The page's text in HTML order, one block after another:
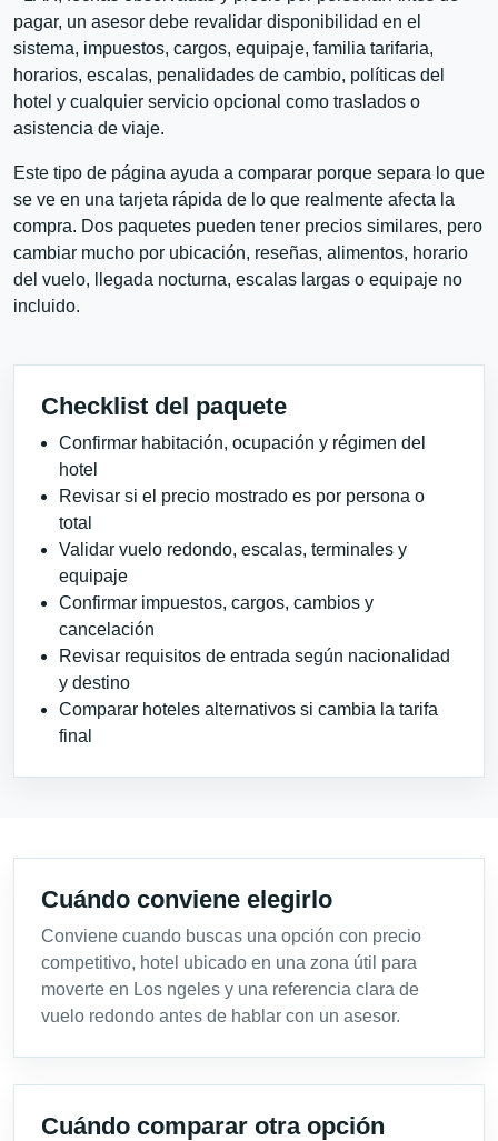
pagar, un asesor debe revalidar disponibilidad en el
sistema, impuestos, cargos, equipaje, familia tarifaria,
horarios, escalas, penalidades de cambio, políticas del
hotel y cualquier servicio opcional como traslados o
asistencia de viaje.
Este tipo de página ayuda a comparar porque separa lo que
se ve en una tarjeta rápida de lo que realmente afecta la
compra. Dos paquetes pueden tener precios similares, pero
cambiar mucho por ubicación, reseñas, alimentos, horario
del vuelo, llegada nocturna, escalas largas o equipaje no
incluido.
Checklist del paquete
Confirmar habitación, ocupación y régimen del
hotel
Revisar si el precio mostrado es por persona o
total
Validar vuelo redondo, escalas, terminales y
equipaje
Confirmar impuestos, cargos, cambios y
cancelación
Revisar requisitos de entrada según nacionalidad
y destino
Comparar hoteles alternativos si cambia la tarifa
final
Cuándo conviene elegirlo
Conviene cuando buscas una opción con precio
competitivo, hotel ubicado en una zona útil para
moverte en Los ngeles y una referencia clara de
vuelo redondo antes de hablar con un asesor.
Cuándo comparar otra opción